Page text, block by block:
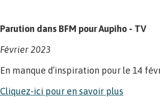
Parution dans BFM pour Aupiho - TV
Février 2023
En manque d’inspiration pour le 14
Cliquez-ici pour en savoir plus